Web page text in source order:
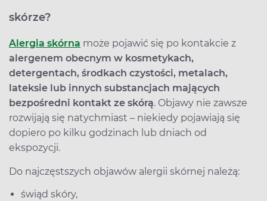
skórze?
Alergia skórna może pojawić się po kontakcie z
alergenem obecnym w kosmetykach,
detergentach, środkach czystości, metalach,
lateksie lub innych substancjach mających
bezpośredni kontakt ze skórą. Objawy nie zawsze
rozwijają się natychmiast – niekiedy pojawiają się
dopiero po kilku godzinach lub dniach od
ekspozycji.
Do najczęstszych objawów alergii skórnej należą:
świąd skóry,